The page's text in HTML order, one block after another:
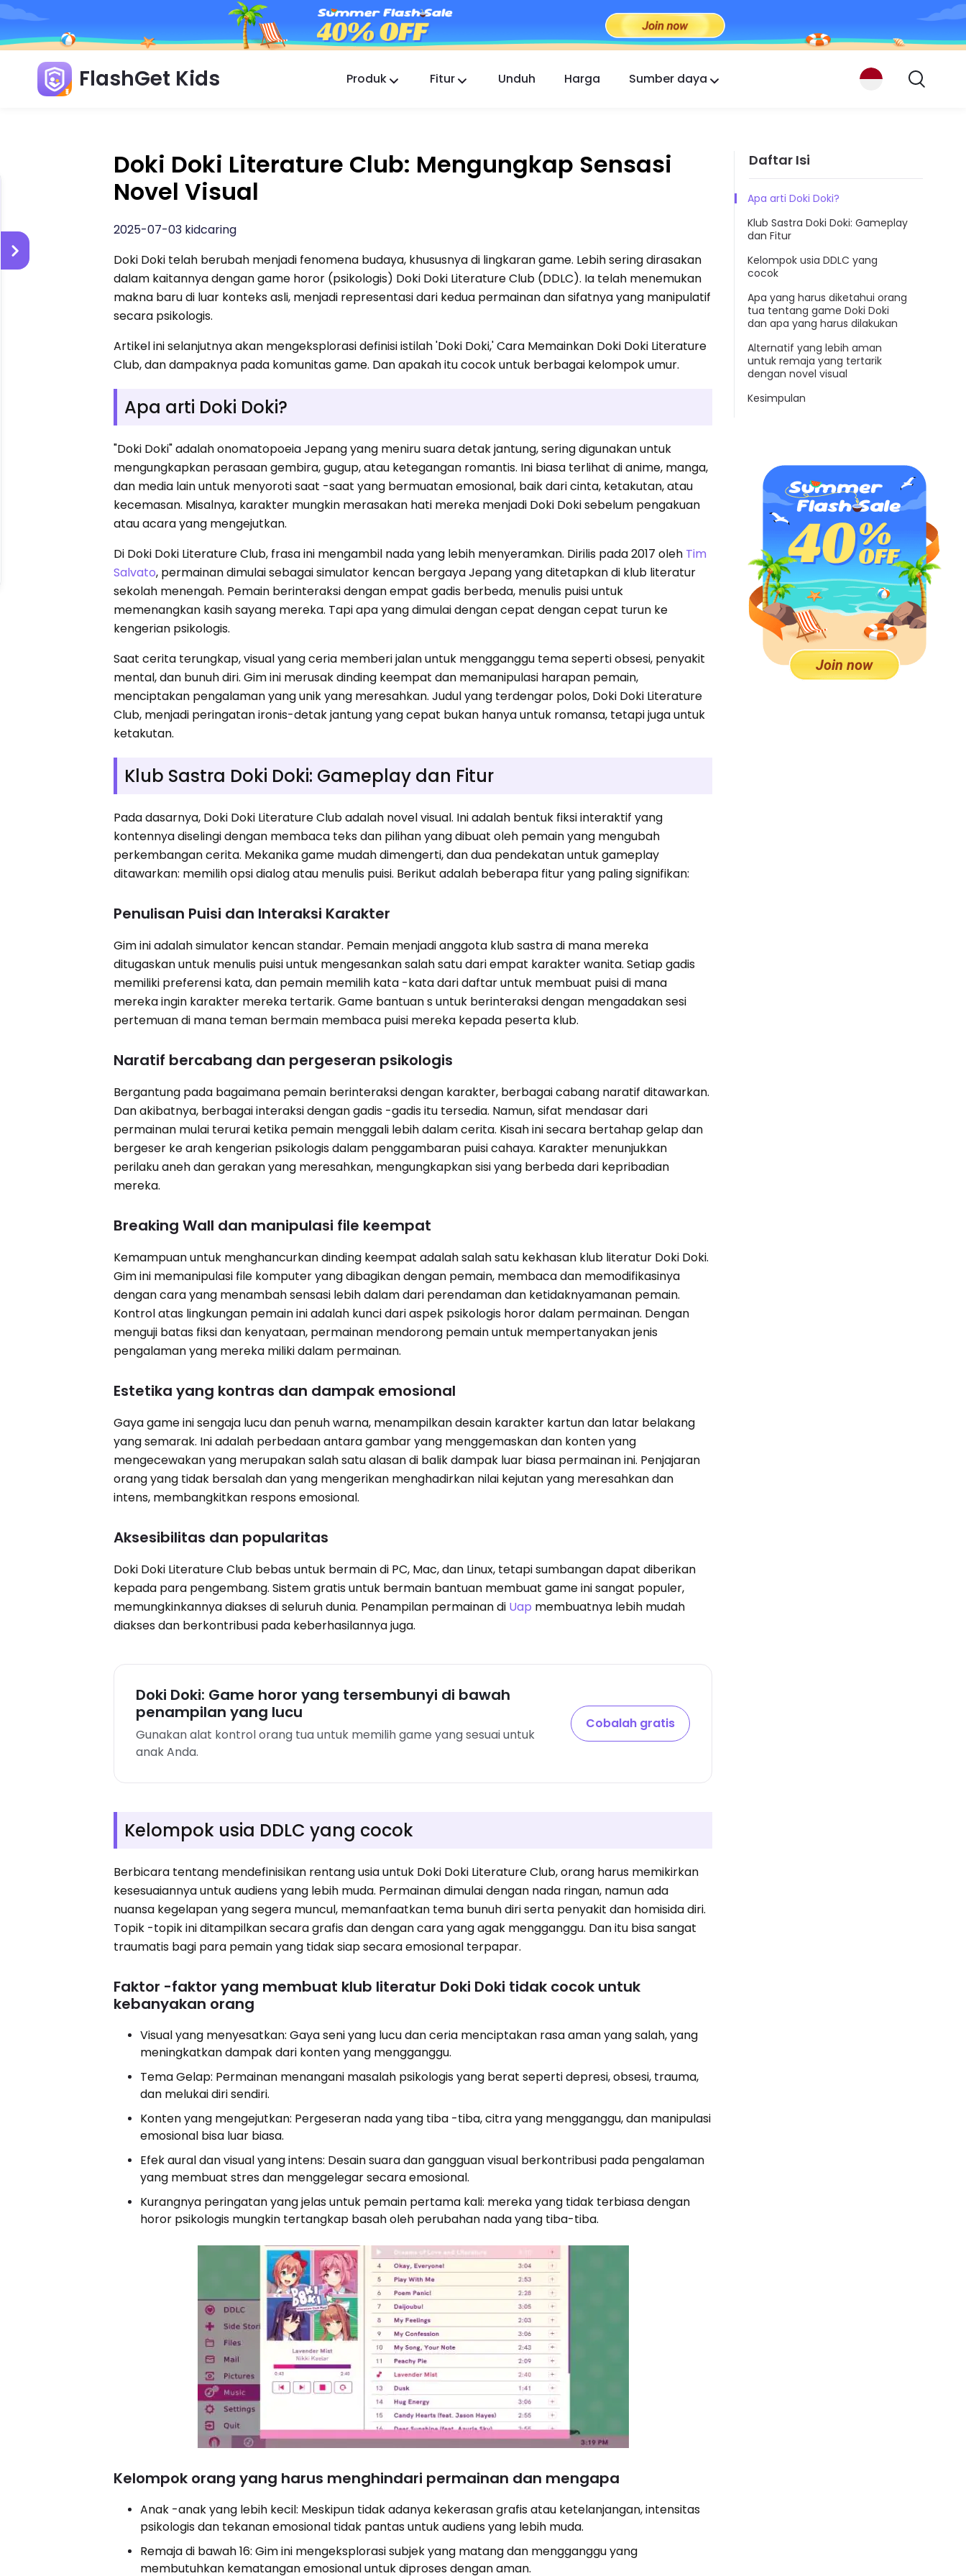
FlashGet Kids Produk
FlashGet Finder
Fitur Unduh Harga Sumber daya
Doki Doki Literature Club: Mengungkap Sensasi
Novel Visual
2025-07-03 kidcaring
Doki Doki telah berubah menjadi fenomena budaya, khususnya di lingkaran game. Lebih sering dirasakan
dalam kaitannya dengan game horor (psikologis) Doki Doki Literature Club (DDLC). Ia telah menemukan
makna baru di luar konteks asli, menjadi representasi dari kedua permainan dan sifatnya yang manipulatif
secara psikologis.
Artikel ini selanjutnya akan mengeksplorasi definisi istilah 'Doki Doki,' Cara Memainkan Doki Doki Literature
Club, dan dampaknya pada komunitas game. Dan apakah itu cocok untuk berbagai kelompok umur.
Apa arti Doki Doki?
"Doki Doki" adalah onomatopoeia Jepang yang meniru suara detak jantung, sering digunakan untuk
mengungkapkan perasaan gembira, gugup, atau ketegangan romantis. Ini biasa terlihat di anime, manga,
dan media lain untuk menyoroti saat -saat yang bermuatan emosional, baik dari cinta, ketakutan, atau
kecemasan. Misalnya, karakter mungkin merasakan hati mereka menjadi Doki Doki sebelum pengakuan
atau acara yang mengejutkan.
Di Doki Doki Literature Club, frasa ini mengambil nada yang lebih menyeramkan. Dirilis pada 2017 oleh Tim
Salvato, permainan dimulai sebagai simulator kencan bergaya Jepang yang ditetapkan di klub literatur
sekolah menengah. Pemain berinteraksi dengan empat gadis berbeda, menulis puisi untuk
memenangkan kasih sayang mereka. Tapi apa yang dimulai dengan cepat dengan cepat turun ke
kengerian psikologis.
Saat cerita terungkap, visual yang ceria memberi jalan untuk mengganggu tema seperti obsesi, penyakit
mental, dan bunuh diri. Gim ini merusak dinding keempat dan memanipulasi harapan pemain,
menciptakan pengalaman yang unik yang meresahkan. Judul yang terdengar polos, Doki Doki Literature
Club, menjadi peringatan ironis-detak jantung yang cepat bukan hanya untuk romansa, tetapi juga untuk
ketakutan.
Klub Sastra Doki Doki: Gameplay dan Fitur
Pada dasarnya, Doki Doki Literature Club adalah novel visual. Ini adalah bentuk fiksi interaktif yang
kontennya diselingi dengan membaca teks dan pilihan yang dibuat oleh pemain yang mengubah
perkembangan cerita. Mekanika game mudah dimengerti, dan dua pendekatan untuk gameplay
ditawarkan: memilih opsi dialog atau menulis puisi. Berikut adalah beberapa fitur yang paling signifikan:
Penulisan Puisi dan Interaksi Karakter
Gim ini adalah simulator kencan standar. Pemain menjadi anggota klub sastra di mana mereka
ditugaskan untuk menulis puisi untuk mengesankan salah satu dari empat karakter wanita. Setiap gadis
memiliki preferensi kata, dan pemain memilih kata -kata dari daftar untuk membuat puisi di mana
mereka ingin karakter mereka tertarik. Game bantuan s untuk berinteraksi dengan mengadakan sesi
pertemuan di mana teman bermain membaca puisi mereka kepada peserta klub.
Naratif bercabang dan pergeseran psikologis
Bergantung pada bagaimana pemain berinteraksi dengan karakter, berbagai cabang naratif ditawarkan.
Dan akibatnya, berbagai interaksi dengan gadis -gadis itu tersedia. Namun, sifat mendasar dari
permainan mulai terurai ketika pemain menggali lebih dalam cerita. Kisah ini secara bertahap gelap dan
bergeser ke arah kengerian psikologis dalam penggambaran puisi cahaya. Karakter menunjukkan
perilaku aneh dan gerakan yang meresahkan, mengungkapkan sisi yang berbeda dari kepribadian
mereka.
Breaking Wall dan manipulasi file keempat
Kemampuan untuk menghancurkan dinding keempat adalah salah satu kekhasan klub literatur Doki Doki.
Gim ini memanipulasi file komputer yang dibagikan dengan pemain, membaca dan memodifikasinya
dengan cara yang menambah sensasi lebih dalam dari perendaman dan ketidaknyamanan pemain.
Kontrol atas lingkungan pemain ini adalah kunci dari aspek psikologis horor dalam permainan. Dengan
menguji batas fiksi dan kenyataan, permainan mendorong pemain untuk mempertanyakan jenis
pengalaman yang mereka miliki dalam permainan.
Estetika yang kontras dan dampak emosional
Gaya game ini sengaja lucu dan penuh warna, menampilkan desain karakter kartun dan latar belakang
yang semarak. Ini adalah perbedaan antara gambar yang menggemaskan dan konten yang
mengecewakan yang merupakan salah satu alasan di balik dampak luar biasa permainan ini. Penjajaran
orang yang tidak bersalah dan yang mengerikan menghadirkan nilai kejutan yang meresahkan dan
intens, membangkitkan respons emosional.
Aksesibilitas dan popularitas
Doki Doki Literature Club bebas untuk bermain di PC, Mac, dan Linux, tetapi sumbangan dapat diberikan
kepada para pengembang. Sistem gratis untuk bermain bantuan membuat game ini sangat populer,
memungkinkannya diakses di seluruh dunia. Penampilan permainan di Uap membuatnya lebih mudah
diakses dan berkontribusi pada keberhasilannya juga.
Doki Doki: Game horor yang tersembunyi di bawah
penampilan yang lucu
Gunakan alat kontrol orang tua untuk memilih game yang sesuai untuk
anak Anda.
Cobalah gratis
Kelompok usia DDLC yang cocok
Berbicara tentang mendefinisikan rentang usia untuk Doki Doki Literature Club, orang harus memikirkan
kesesuaiannya untuk audiens yang lebih muda. Permainan dimulai dengan nada ringan, namun ada
nuansa kegelapan yang segera muncul, memanfaatkan tema bunuh diri serta penyakit dan homisida diri.
Topik -topik ini ditampilkan secara grafis dan dengan cara yang agak mengganggu. Dan itu bisa sangat
traumatis bagi para pemain yang tidak siap secara emosional terpapar.
Faktor -faktor yang membuat klub literatur Doki Doki tidak cocok untuk
kebanyakan orang
Visual yang menyesatkan: Gaya seni yang lucu dan ceria menciptakan rasa aman yang salah, yang
meningkatkan dampak dari konten yang mengganggu.
Tema Gelap: Permainan menangani masalah psikologis yang berat seperti depresi, obsesi, trauma,
dan melukai diri sendiri.
Konten yang mengejutkan: Pergeseran nada yang tiba -tiba, citra yang mengganggu, dan manipulasi
emosional bisa luar biasa.
Efek aural dan visual yang intens: Desain suara dan gangguan visual berkontribusi pada pengalaman
yang membuat stres dan menggelegar secara emosional.
Kurangnya peringatan yang jelas untuk pemain pertama kali: mereka yang tidak terbiasa dengan
horor psikologis mungkin tertangkap basah oleh perubahan nada yang tiba-tiba.
Kelompok orang yang harus menghindari permainan dan mengapa
Anak -anak yang lebih kecil: Meskipun tidak adanya kekerasan grafis atau ketelanjangan, intensitas
psikologis dan tekanan emosional tidak pantas untuk audiens yang lebih muda.
Remaja di bawah 16: Gim ini mengeksplorasi subjek yang matang dan mengganggu yang
membutuhkan kematangan emosional untuk diproses dengan aman.
Daftar Isi
Apa arti Doki Doki?
Klub Sastra Doki Doki: Gameplay
dan Fitur
Kelompok usia DDLC yang
cocok
Apa yang harus diketahui orang
tua tentang game Doki Doki
dan apa yang harus dilakukan
Alternatif yang lebih aman
untuk remaja yang tertarik
dengan novel visual
Kesimpulan